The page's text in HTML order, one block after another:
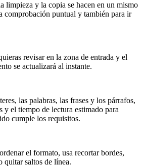
limpieza y la copia se hacen en un mismo
comprobación puntual y también para ir
revisar en la zona de entrada y el
se actualizará al instante.
las palabras, las frases y los párrafos,
y el tiempo de lectura estimado para
cumple los requisitos.
el formato, usa recortar bordes,
quitar saltos de línea.